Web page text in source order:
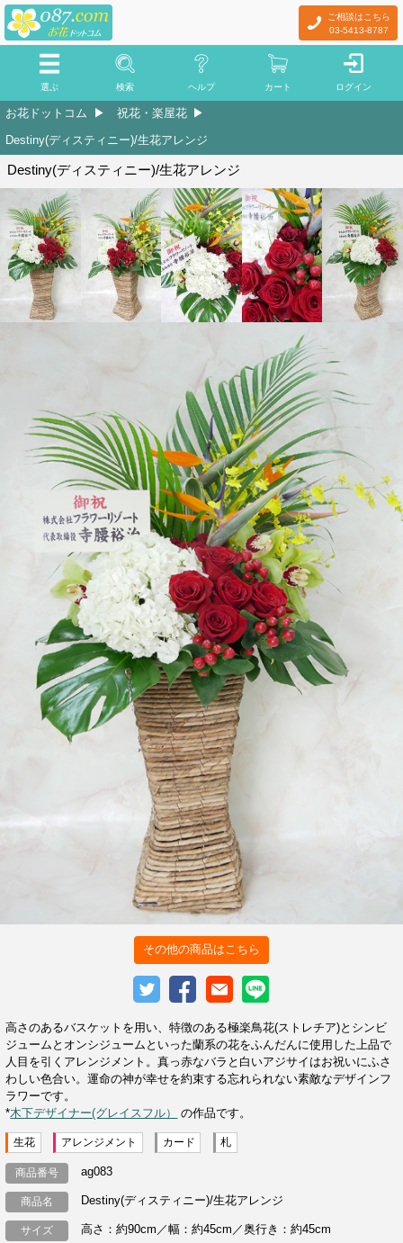
ご相談はこちら
03-5413-8787
選ぶ 検索 ヘルプ カート ログイン
お花ドットコム
祝花・楽屋花
Destiny(ディスティニー)/生花アレンジ
Destiny(ディスティニー)/生花アレンジ
その他の商品はこちら
高さのあるバスケットを用い、特徴のある極楽鳥花(ストレチア)とシンビ
ジュームとオンシジュームといった蘭系の花をふんだんに使用した上品で
人目を引くアレンジメント。真っ赤なバラと白いアジサイはお祝いにふさ
わしい色合い。運命の神が幸せを約束する忘れられない素敵なデザインフ
ラワーです。
*木下デザイナー(グレイスフル） の作品です。
生花 アレンジメント カード 札
商品番号 ag083
商品名 Destiny(ディスティニー)/生花アレンジ
サイズ 高さ：約90cm／幅：約45cm／奥行き：約45cm